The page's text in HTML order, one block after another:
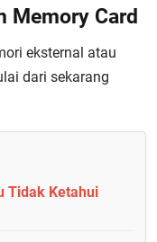
Memory Card
eksternal atau
dari sekarang
Tidak Ketahui